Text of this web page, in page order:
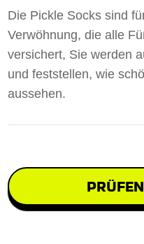
Die Pickle Socks sind
Verwöhnung, die alle
versichert, Sie werden
und feststellen, wie
aussehen.